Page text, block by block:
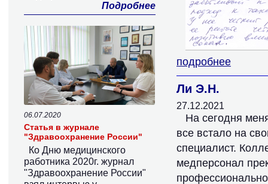
подробнее
Ли Э.Н.
27.12.2021
На сегодня
все встало на
специалист.
медперсонал
Подробнее
06.07.2020
Статья в журнале
"Здравоохранение России"
Ко Дню медицинского
работника 2020г. журнал
"Здравоохранение России"